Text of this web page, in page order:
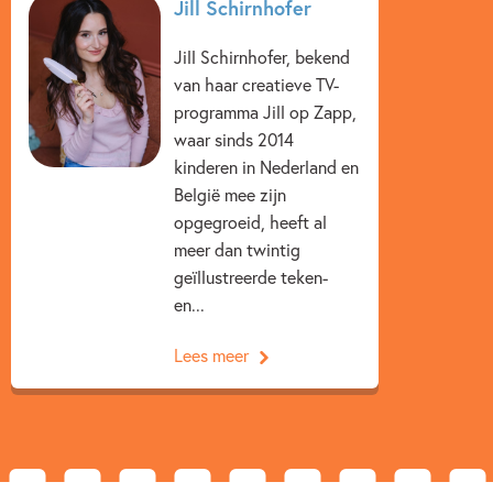
Kenmerken van dit boek
12+ jaar 9 – 12 jaar
Actie & avontuur
Fantasie
Fantasie & magie
Vriendschap
Jill Schirnhofer
Jill Schirnhofer
Jill Schirnhofer, bekend
van haar creatieve TV-
programma Jill op Zapp,
waar sinds 2014
kinderen in Nederland en
België mee zijn
opgegroeid, heeft al
meer dan twintig
geïllustreerde teken-
en...
Lees meer